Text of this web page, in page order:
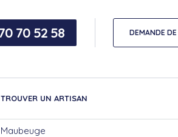
70 52 58 DEMANDE
TROUVER UN ARTISAN